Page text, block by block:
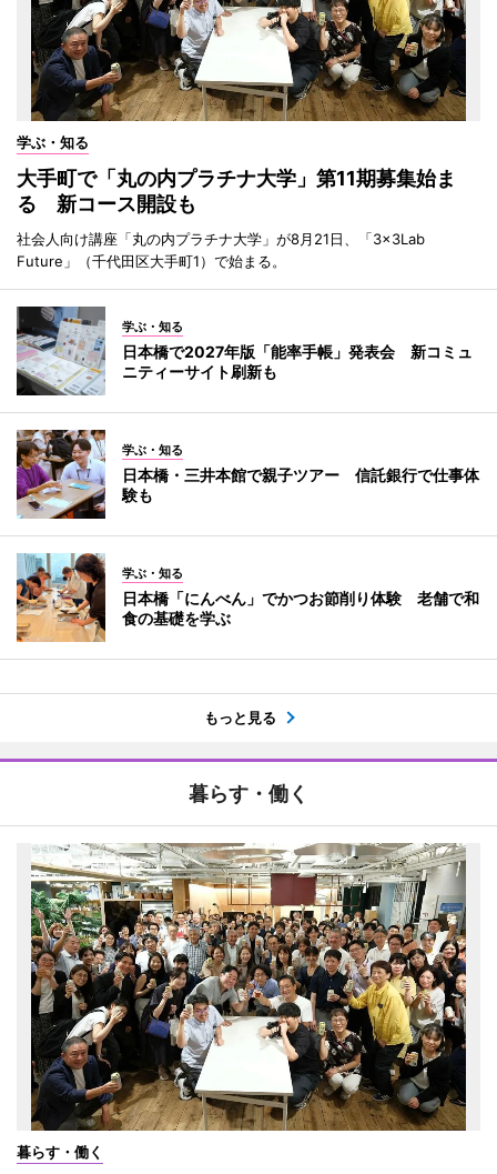
学ぶ・知る
大手町で「丸の内プラチナ大学」第11期募集始ま
る 新コース開設も
社会人向け講座「丸の内プラチナ大学」が8月21日、「3×3Lab
Future」（千代田区大手町1）で始まる。
学ぶ・知る
日本橋で2027年版「能率手帳」発表会 新コミュ
ニティーサイト刷新も
学ぶ・知る
日本橋・三井本館で親子ツアー 信託銀行で仕事体
験も
学ぶ・知る
日本橋「にんべん」でかつお節削り体験 老舗で和
食の基礎を学ぶ
もっと見る
暮らす・働く
暮らす・働く